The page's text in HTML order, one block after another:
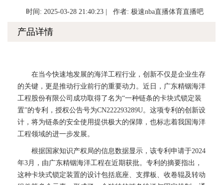
时间: 2025-03-28 21:40:23 | 作者: 极速nba直播体育直播吧
产品详情
在当今快速地发展的海洋工程行业，创新不仅是企业生存
的关键，更是推动行业前行的重要动力。近日，广东精铟海洋
工程股份有限公司成功取得了名为“一种链条的卡块式锁定装
置”的专利，授权公告号为CN222293289U。这项专利的创新设
计，将为链条的安全使用提供极大的保障，也标志着我国海洋
工程领域的进一步发展。
根据国家知识产权局的信息数据显示，该专利申请于2024
年3月，由广东精铟海洋工程在近期获批。专利的摘要指出，
这种卡块式锁定装置的设计包括底座、支撑板、收卷辊及转动